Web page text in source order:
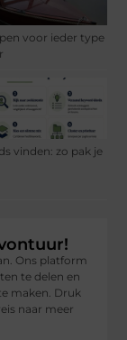
voor ieder type
vinden: zo pak je
Ons platform
te delen en
maken. Druk
naar meer